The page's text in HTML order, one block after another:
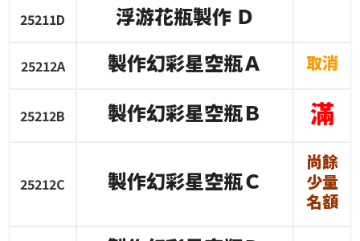
25211D 浮游花瓶製作 Ｄ
25212A 製作幻彩星空瓶Ａ 取消
25212B 製作幻彩星空瓶Ｂ 滿
25212C 製作幻彩星空瓶Ｃ
尚餘
少量
名額